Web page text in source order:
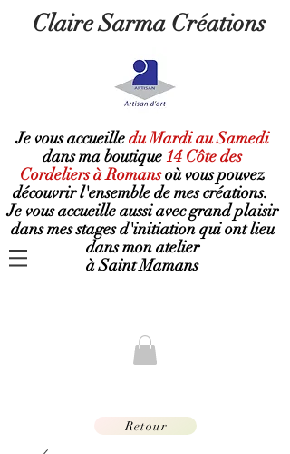
Claire Sarma Créations
Je vous accueilledu Mardi au Samedi
dans ma boutique14 Côte des
Cordeliers à Romansoùvous pouvez
découvrir l'ensemble de mes créations.
Je vous accueille aussi avec grand plaisir
dans mes stages d'initiation qui ont lieu
dans mon atelier
à Saint Mamans
Retour